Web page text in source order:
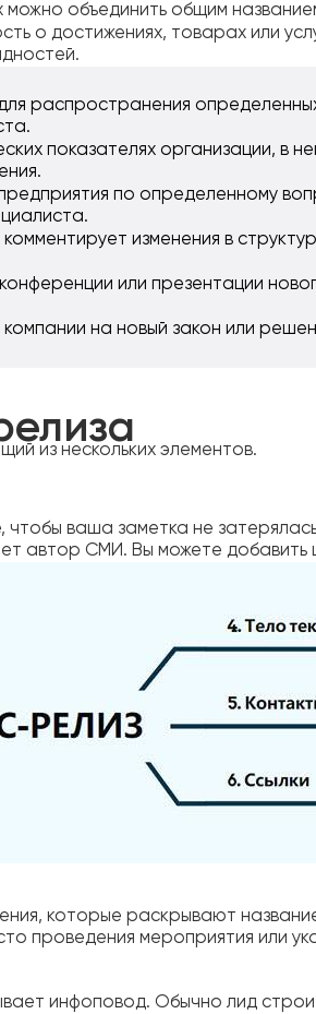
можно объединить общим
о достижениях, товарах или
распространения
показателях организации, в
по определенному
изменения в
или презентации
на новый закон или
из нескольких элементов.
ваша заметка не
автор СМИ. Вы можете добавить
которые раскрывают
проведения мероприятия или
инфоповод. Обычно лид